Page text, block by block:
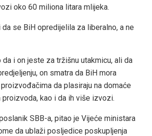
oko 60 miliona litara mlijeka.
se BiH opredijelila za liberalno, a ne
i on jeste za tržišnu utakmicu, ali da
on smatra da BiH mora
da plasiraju na domaće
kao i da ih više izvozi.
SBB-a, pitao je Vijeće ministara
da ublaži posljedice poskupljenja